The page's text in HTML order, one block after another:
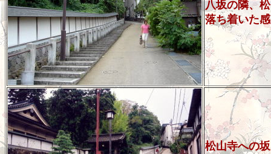
八坂の隣、
落ち着いた
松山寺への